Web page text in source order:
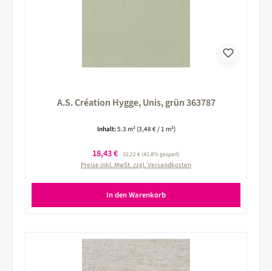
A.S. Création Hygge, Unis, grün 363787
Inhalt:5.3 m² (3,48 € / 1 m²)
Verkaufspreis:
18,43 € Regulärer Preis:
32,22 €(42.8% gespart)
Preise inkl. MwSt. zzgl. Versandkosten
In den Warenkorb